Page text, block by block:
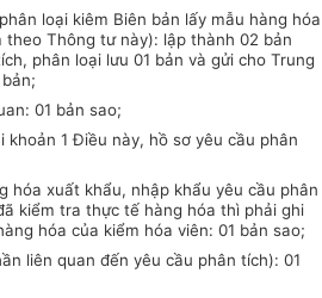
loại kiêm Biên bản lấy mẫu hàng hóa
theo Thông tư này): lập thành 02 bản
phân loại lưu 01 bản và gửi cho Trung
01 bản sao;
khoản 1 Điều này, hồ sơ yêu cầu phân
hóa xuất khẩu, nhập khẩu yêu cầu phân
kiểm tra thực tế hàng hóa thì phải ghi
hóa của kiểm hóa viên: 01 bản sao;
liên quan đến yêu cầu phân tích): 01